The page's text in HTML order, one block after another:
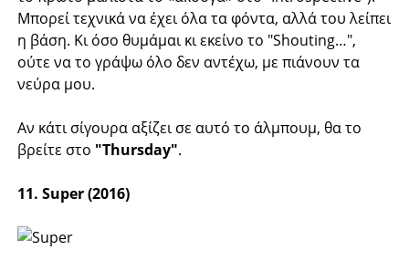
Μπορεί τεχνικά να έχει όλα τα φόντα, αλλά του λείπει
η βάση. Κι όσο θυμάμαι κι εκείνο το "Shouting…",
ούτε να το γράψω όλο δεν αντέχω, με πιάνουν τα
νεύρα μου.
Αν κάτι σίγουρα αξίζει σε αυτό το άλμπουμ, θα το
βρείτε στο "Thursday".
11. Super (2016)